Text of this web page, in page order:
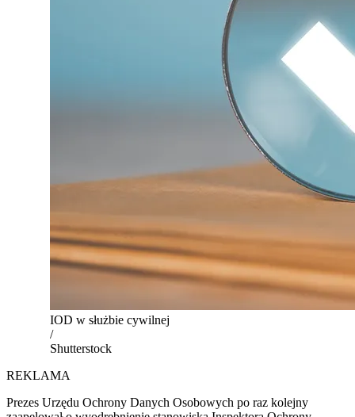
IOD w służbie cywilnej
/
Shutterstock
REKLAMA
Prezes Urzędu Ochrony Danych Osobowych po raz kolejny